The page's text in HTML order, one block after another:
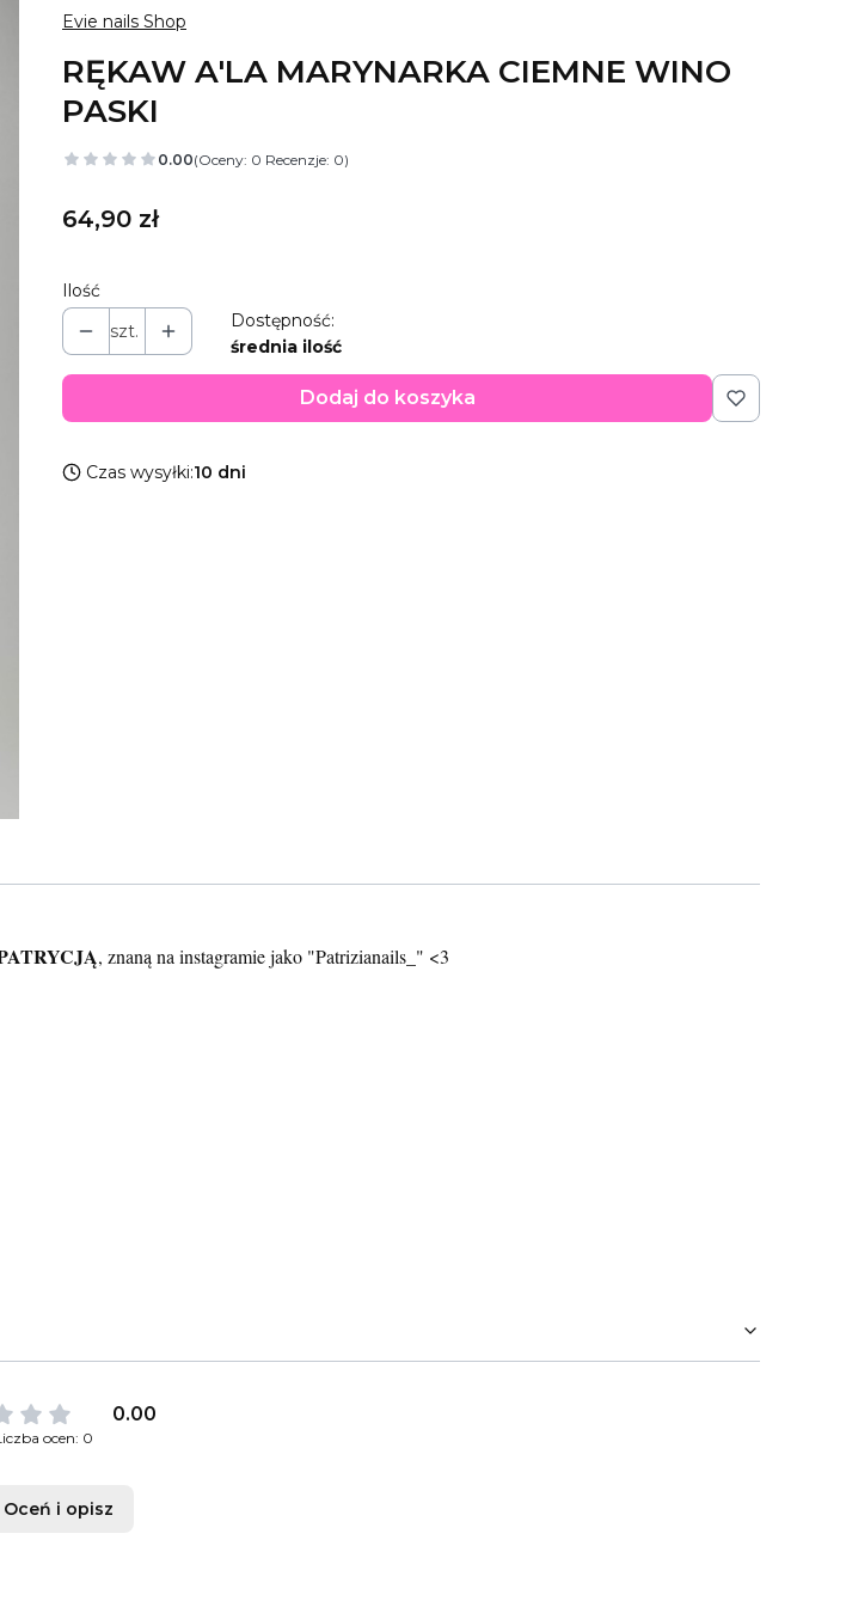
Evie nails Shop
RĘKAW A'LA MARYNARKA CIEMNE WINO
PASKI
0.00(Oceny: 0 Recenzje: 0)
Cena
64,90 zł
Ilość
szt.
Dostępność:
średnia ilość
Dodaj do koszyka
Czas wysyłki:10 dni
, znaną na instagramie jako "Patrizianails_" <3
0.00
ocen: 0
Oceń i opisz